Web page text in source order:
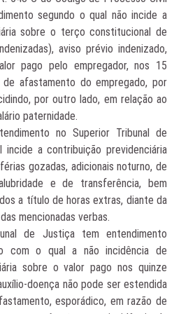
segundo o qual não incide a
sobre o terço constitucional de
aviso prévio indenizado,
pago pelo empregador, nos 15
afastamento do empregado, por
por outro lado, em relação ao
paternidade.
no Superior Tribunal de
incide a contribuição previdenciária
gozadas, adicionais noturno, de
e de transferência, bem
a título de horas extras, diante da
mencionadas verbas.
de Justiça tem entendimento
com o qual a não incidência de
sobre o valor pago nos quinze
doença não pode ser estendida
esporádico, em razão de